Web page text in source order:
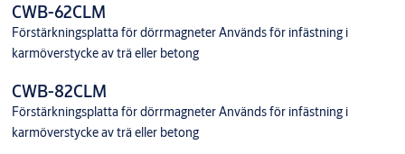
CWB-62CLM
Förstärkningsplatta för dörrmagneter Används för infästning i
karmöverstycke av trä eller betong
CWB-82CLM
Förstärkningsplatta för dörrmagneter Används för infästning i
karmöverstycke av trä eller betong